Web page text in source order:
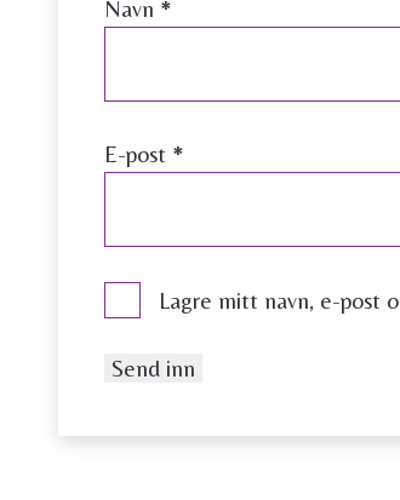
Navn *
E-post *
Lagre mitt navn, e-post